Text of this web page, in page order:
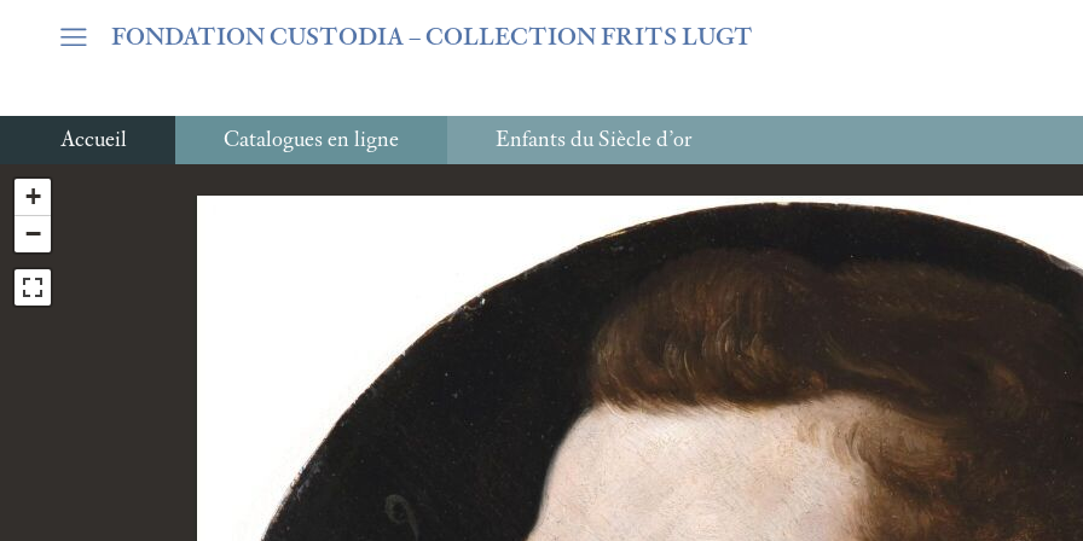
Warning: Undefined array key "var_mode" in/home/clients/06cf3fb6db0bf3383064f508e4e3b220/sites/fondationcustodia.fr/
FONDATION CUSTODIA– COLLECTION FRITS LUGT
Accueil Catalogues en ligne Enfants du Siècle d’or
+
−